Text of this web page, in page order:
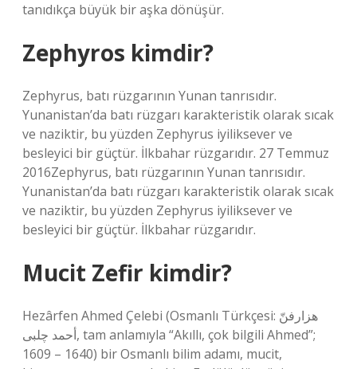
tanıdıkça büyük bir aşka dönüşür.
Zephyros kimdir?
Zephyrus, batı rüzgarının Yunan tanrısıdır.
Yunanistan’da batı rüzgarı karakteristik olarak sıcak
ve naziktir, bu yüzden Zephyrus iyiliksever ve
besleyici bir güçtür. İlkbahar rüzgarıdır. 27 Temmuz
2016Zephyrus, batı rüzgarının Yunan tanrısıdır.
Yunanistan’da batı rüzgarı karakteristik olarak sıcak
ve naziktir, bu yüzden Zephyrus iyiliksever ve
besleyici bir güçtür. İlkbahar rüzgarıdır.
Mucit Zefir kimdir?
Hezârfen Ahmed Çelebi (Osmanlı Türkçesi: هزارفنّ
أحمد چلبی‎, tam anlamıyla “Akıllı, çok bilgili Ahmed”;
1609 – 1640) bir Osmanlı bilim adamı, mucit,